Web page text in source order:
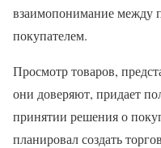
взаимопонимание между
покупателем.
Просмотр товаров,
они доверяют, придает
принятии решения о
планировал создать